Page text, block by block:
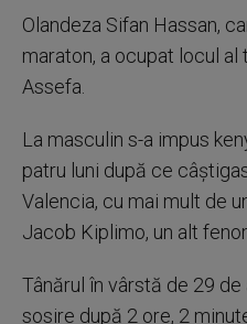
Olandeza Sifan Hassan,
maraton, a ocupat locul al
Assefa.
La masculin s-a impus
patru luni după ce
Valencia, cu mai mult de
Jacob Kiplimo, un alt
Tânărul în vârstă de 29
sosire după 2 ore, 2